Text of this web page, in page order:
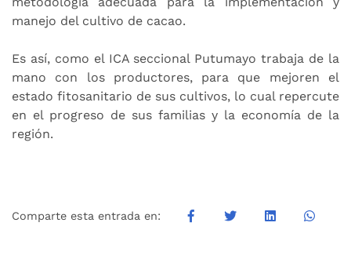
manejo del cultivo de cacao.
Es así, como el ICA seccional Putumayo trabaja de la
mano con los productores, para que mejoren el
estado fitosanitario de sus cultivos, lo cual repercute
en el progreso de sus familias y la economía de la
región.
Comparte esta entrada en: